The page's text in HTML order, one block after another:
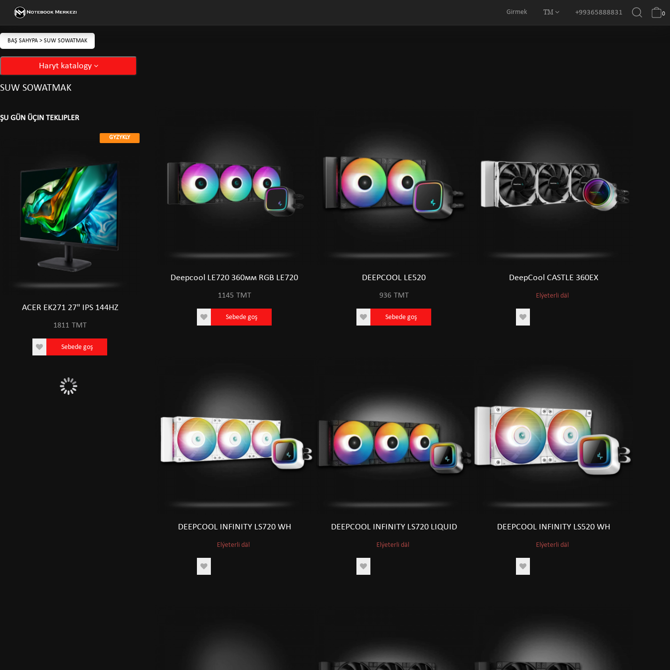
Girmek TM +99365888831 0
BAŞ SAHYPA > SUW SOWATMAK
Haryt katalogy
SUW SOWATMAK
ŞU GÜN ÜÇIN TEKLIPLER
GYZYKLY
ACER EK271 27" IPS 144HZ
1811 TMT
Sebede goş
ACER EK271 27" IPS 144HZ
1811 TMT
ACER EK271 27" IPS 144HZ
TMT
Deepcool LE720 360мм RGB LE720
1145 TMT
Sebede goş
DEEPCOOL LE520
936 TMT
Sebede goş
DeepCool CASTLE 360EX
Elýeterli däl
DEEPCOOL INFINITY LS720 WH
Elýeterli däl
DEEPCOOL INFINITY LS720 LIQUID
Elýeterli däl
DEEPCOOL INFINITY LS520 WH
Elýeterli däl